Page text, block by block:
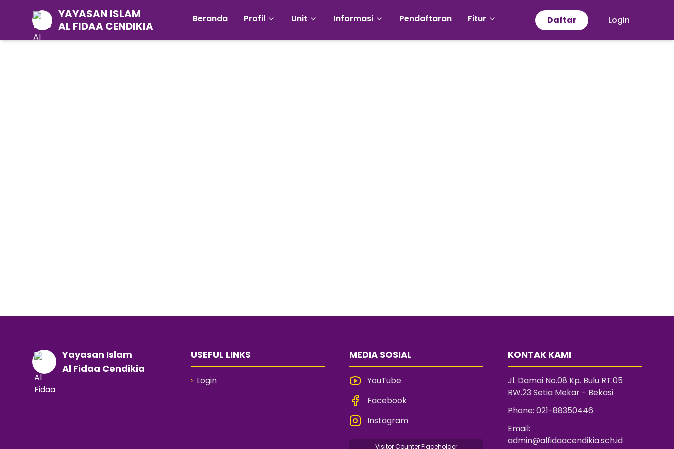
YAYASAN ISLAM
AL FIDAA CENDIKIA
Beranda Profil Unit Informasi Pendaftaran Fitur Daftar Login
Yayasan Islam
Al Fidaa Cendikia
USEFUL LINKS
› Login
MEDIA SOSIAL
YouTube
Facebook
Instagram
Visitor Counter Placeholder
KONTAK KAMI
Jl. Damai No.08 Kp. Bulu RT.05
RW.23 Setia Mekar - Bekasi
Phone: 021-88350446
Email:
admin@alfidaacendikia.sch.id